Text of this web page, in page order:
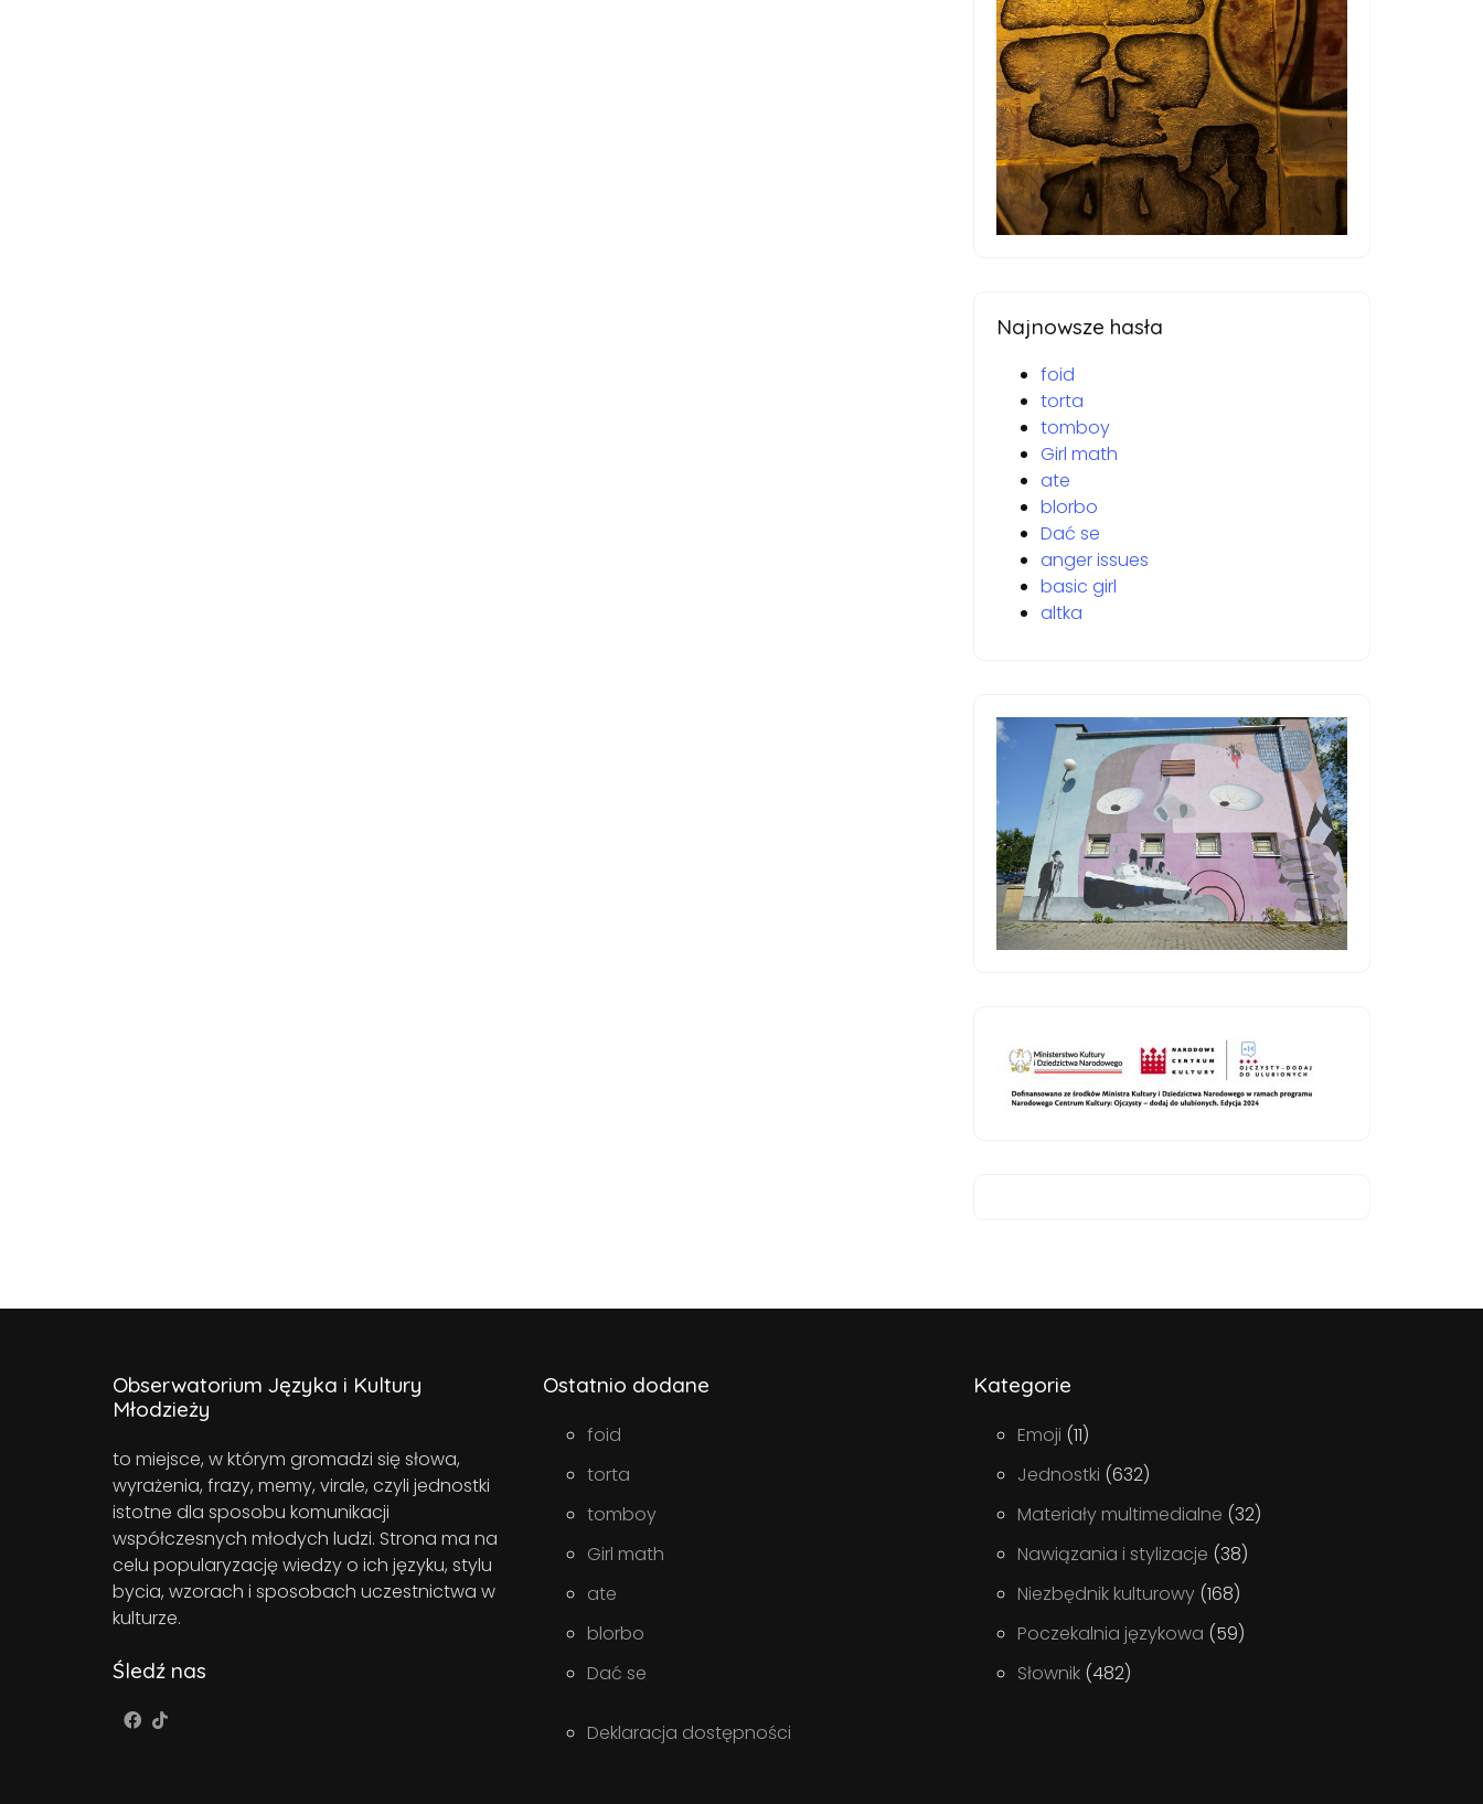
Najnowsze hasła
foid
torta
tomboy
Girl math
ate
blorbo
Dać se
anger issues
basic girl
altka
Obserwatorium Języka i Kultury
Młodzieży
to miejsce, w którym gromadzi się słowa,
wyrażenia, frazy, memy, virale, czyli jednostki
istotne dla sposobu komunikacji
współczesnych młodych ludzi. Strona ma na
celu popularyzację wiedzy o ich języku, stylu
bycia, wzorach i sposobach uczestnictwa w
kulturze.
Śledź nas
Ostatnio dodane
foid
torta
tomboy
Girl math
ate
blorbo
Dać se
Deklaracja dostępności
Kategorie
Emoji (11)
Jednostki (632)
Materiały multimedialne (32)
Nawiązania i stylizacje (38)
Niezbędnik kulturowy (168)
Poczekalnia językowa (59)
Słownik (482)